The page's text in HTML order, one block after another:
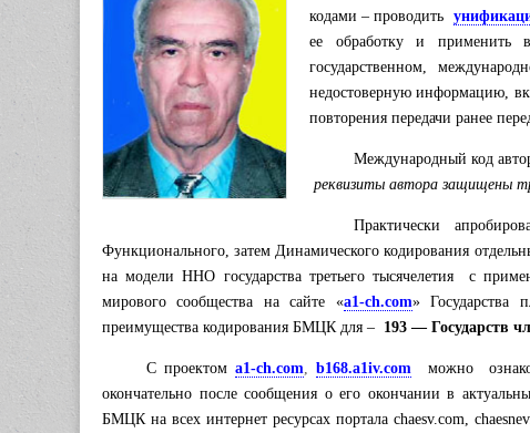
кодами – проводить
ее обработку и применить
государственном,
недостоверную информацию,
повторения передачи ранее
Международный код
реквизиты автора защищены
Практически
Функционального, затем Динамического кодирования
на модели ННО государства третьего тысячелетия с
мирового сообщества на сайте «a1-ch.com» Государства
преимущества кодирования БМЦКдля – 193 — Государств
С проектом a1-ch.com,b168.a1iv.com
можно
окончательно после сообщения о его окончании в
БМЦКна всех интернет ресурсах портала chaesv.com,